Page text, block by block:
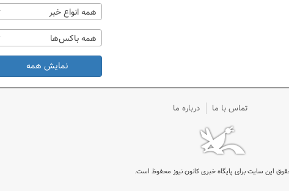
همه انواع خبر
همه باکس‌ها
نمایش همه
تماس با ما درباره ما
این سایت برای پایگاه خبری کانون نیوز محفوظ است.